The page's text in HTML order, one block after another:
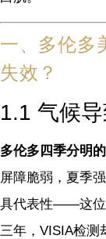
一、多伦多
失效？
1.1 气候
多伦多四季分明
屏障脆弱，夏季
具代表性——这位
三年，VISIA检测